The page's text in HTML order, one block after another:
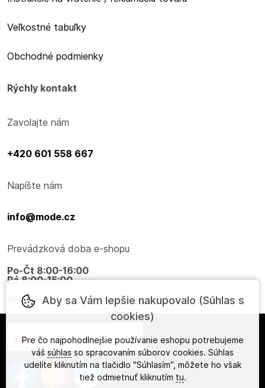
Veľkostné tabuľky
Obchodné podmienky
Rýchly kontakt
Zavolajte nám
+420 601 558 667
Napíšte nám
info@mode.cz
Prevádzková doba e-shopu
Po-Čt 8:00-16:00
Pá 8:00-15:00
Kontakty
Slovensky
Aby sa Vám lepšie nakupovalo (Súhlas s
cookies)
Pre čo najpohodlnejšie používanie eshopu potrebujeme
váš súhlas so spracovaním súborov cookies. Súhlas
udelíte kliknutím na tlačidlo "Súhlasím", môžete ho však
tiež odmietnuť kliknutím tu.